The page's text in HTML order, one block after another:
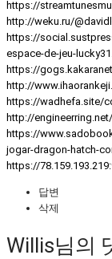
https://
http://weku.ru/
https://
espace-de-jeu-
https://
http://
https://wadhefa.site/
http://
https://
jogar-dragon-hatch-
https://
답변
삭제
Willis님의